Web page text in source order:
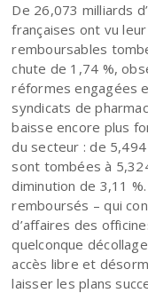
De 26,073 milliards
françaises ont vu
remboursables
chute de 1,74 %,
réformes engagées
syndicats de
baisse encore plus
du secteur : de
sont tombées à
diminution de 3,11
remboursés – qui
d’affaires des
quelconque
accès libre et
laisser les plans